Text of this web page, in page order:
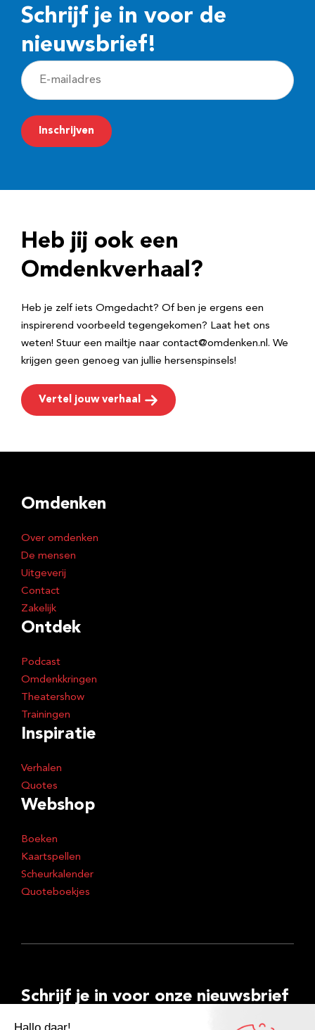
Schrijf je in voor de
nieuwsbrief!
E
-
m
a
r
e
Inschrijven
Heb jij ook een
Omdenkverhaal?
Heb je zelf iets Omgedacht? Of ben je ergens een
inspirerend voorbeeld tegengekomen? Laat het ons
weten! Stuur een mailtje naar contact@omdenken.nl. We
krijgen geen genoeg van jullie hersenspinsels!
Vertel jouw verhaal
Omdenken
Over omdenken
De mensen
Uitgeverij
Contact
Zakelijk
Ontdek
Podcast
Omdenkkringen
Theatershow
Trainingen
Inspiratie
Verhalen
Quotes
Webshop
Boeken
Kaartspellen
Scheurkalender
Quoteboekjes
Schrijf je in voor onze nieuwsbrief